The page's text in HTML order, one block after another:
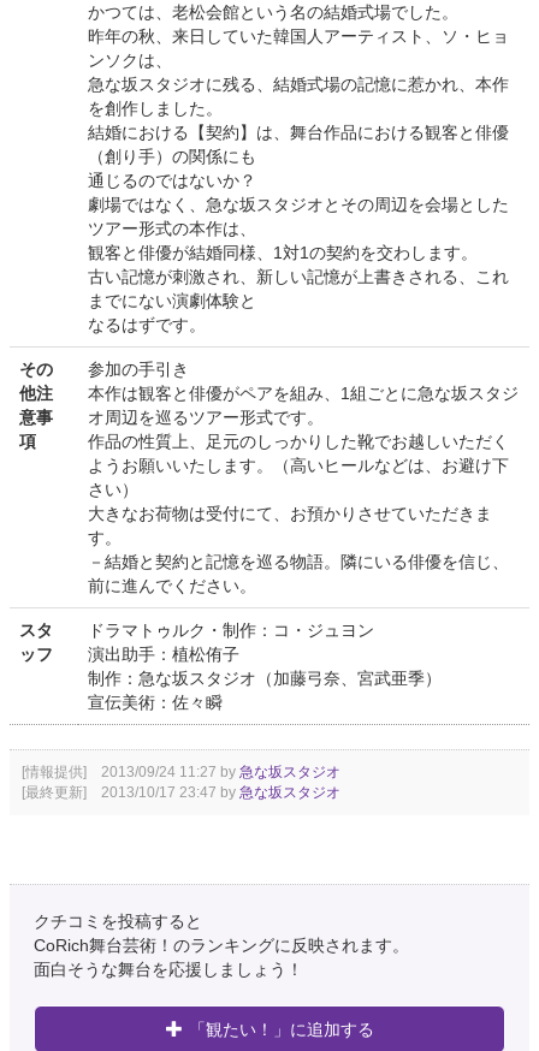
かつては、老松会館という名の結婚式場でした。
昨年の秋、来日していた韓国人アーティスト、ソ・ヒョ
ンソクは、
急な坂スタジオに残る、結婚式場の記憶に惹かれ、本作
を創作しました。
結婚における【契約】は、舞台作品における観客と俳優
（創り手）の関係にも
通じるのではないか？
劇場ではなく、急な坂スタジオとその周辺を会場とした
ツアー形式の本作は、
観客と俳優が結婚同様、1対1の契約を交わします。
古い記憶が刺激され、新しい記憶が上書きされる、これ
までにない演劇体験と
なるはずです。
その
他注
意事
項
参加の手引き
本作は観客と俳優がペアを組み、1組ごとに急な坂スタジ
オ周辺を巡るツアー形式です。
作品の性質上、足元のしっかりした靴でお越しいただく
ようお願いいたします。（高いヒールなどは、お避け下
さい）
大きなお荷物は受付にて、お預かりさせていただきま
す。
－結婚と契約と記憶を巡る物語。隣にいる俳優を信じ、
前に進んでください。
スタ
ッフ
ドラマトゥルク・制作：コ・ジュヨン
演出助手：植松侑子
制作：急な坂スタジオ（加藤弓奈、宮武亜季）
宣伝美術：佐々瞬
[情報提供] 2013/09/24 11:27 by 急な坂スタジオ
[最終更新] 2013/10/17 23:47 by 急な坂スタジオ
クチコミを投稿すると
CoRich舞台芸術！のランキングに反映されます。
面白そうな舞台を応援しましょう！
「観たい！」に追加する